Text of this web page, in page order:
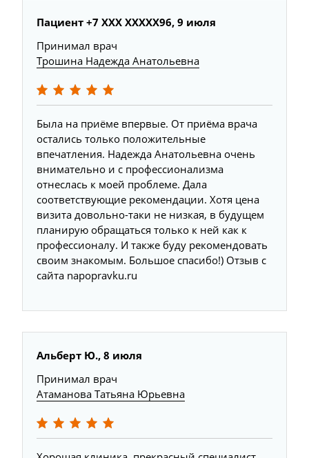
Пациент +7 ХХХ ХХХХХ96, 9 июля
Принимал врач
Трошина Надежда Анатольевна
Была на приёме впервые. От приёма врача
остались только положительные
впечатления. Надежда Анатольевна очень
внимательно и с профессионализма
отнеслась к моей проблеме. Дала
соответствующие рекомендации. Хотя цена
визита довольно-таки не низкая, в будущем
планирую обращаться только к ней как к
профессионалу. И также буду рекомендовать
своим знакомым. Большое спасибо!) Отзыв с
сайта napopravku.ru
Альберт Ю., 8 июля
Принимал врач
Атаманова Татьяна Юрьевна